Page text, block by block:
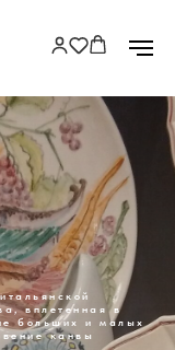
вплетенная в
больших и малых
канвы